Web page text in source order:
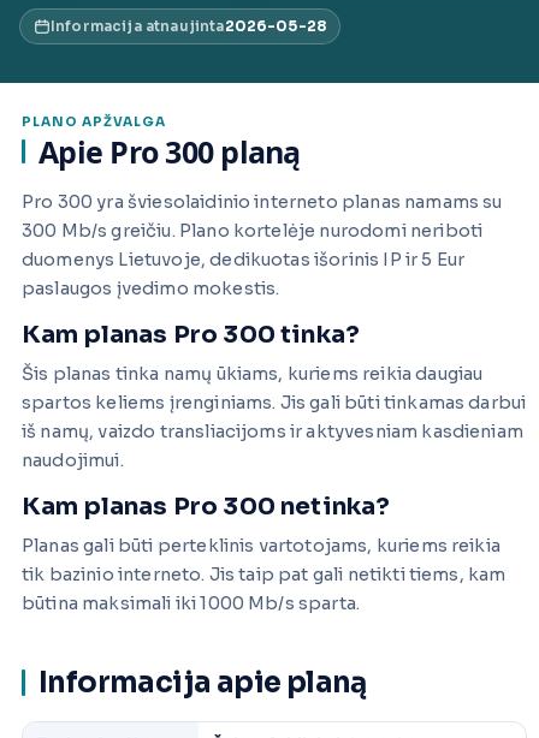
Informacija atnaujinta2026-05-28
PLANO APŽVALGA
Apie Pro 300 planą
Pro 300 yra šviesolaidinio interneto planas namams su
300 Mb/s greičiu. Plano kortelėje nurodomi neriboti
duomenys Lietuvoje, dedikuotas išorinis IP ir 5 Eur
paslaugos įvedimo mokestis.
Kam planas Pro 300 tinka?
Šis planas tinka namų ūkiams, kuriems reikia daugiau
spartos keliems įrenginiams. Jis gali būti tinkamas darbui
iš namų, vaizdo transliacijoms ir aktyvesniam kasdieniam
naudojimui.
Kam planas Pro 300 netinka?
Planas gali būti perteklinis vartotojams, kuriems reikia
tik bazinio interneto. Jis taip pat gali netikti tiems, kam
būtina maksimali iki 1000 Mb/s sparta.
Informacija apie planą